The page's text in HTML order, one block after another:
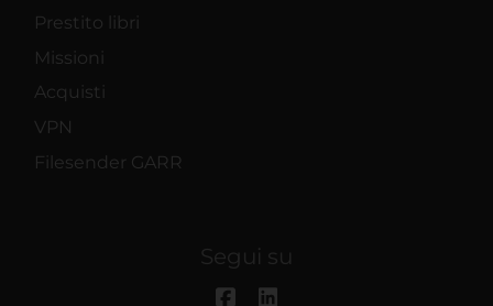
Prestito libri
Missioni
Acquisti
VPN
Filesender GARR
Segui su